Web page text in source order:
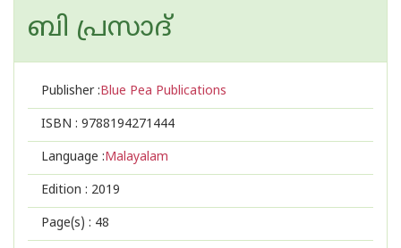
ബി പ്രസാദ്
Publisher :Blue Pea Publications
ISBN : 9788194271444
Language :Malayalam
Edition : 2019
Page(s) : 48